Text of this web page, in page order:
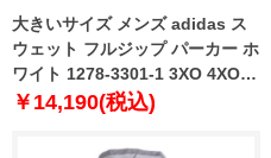
大きいサイズ メンズ adidas ス
ウェット フルジップ パーカー ホ
ワイト 1278-3301-1 3XO 4XO
5XO 6XO 7XO 8XO
￥14,190(税込)